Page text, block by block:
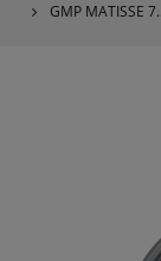
GMP MATISSE